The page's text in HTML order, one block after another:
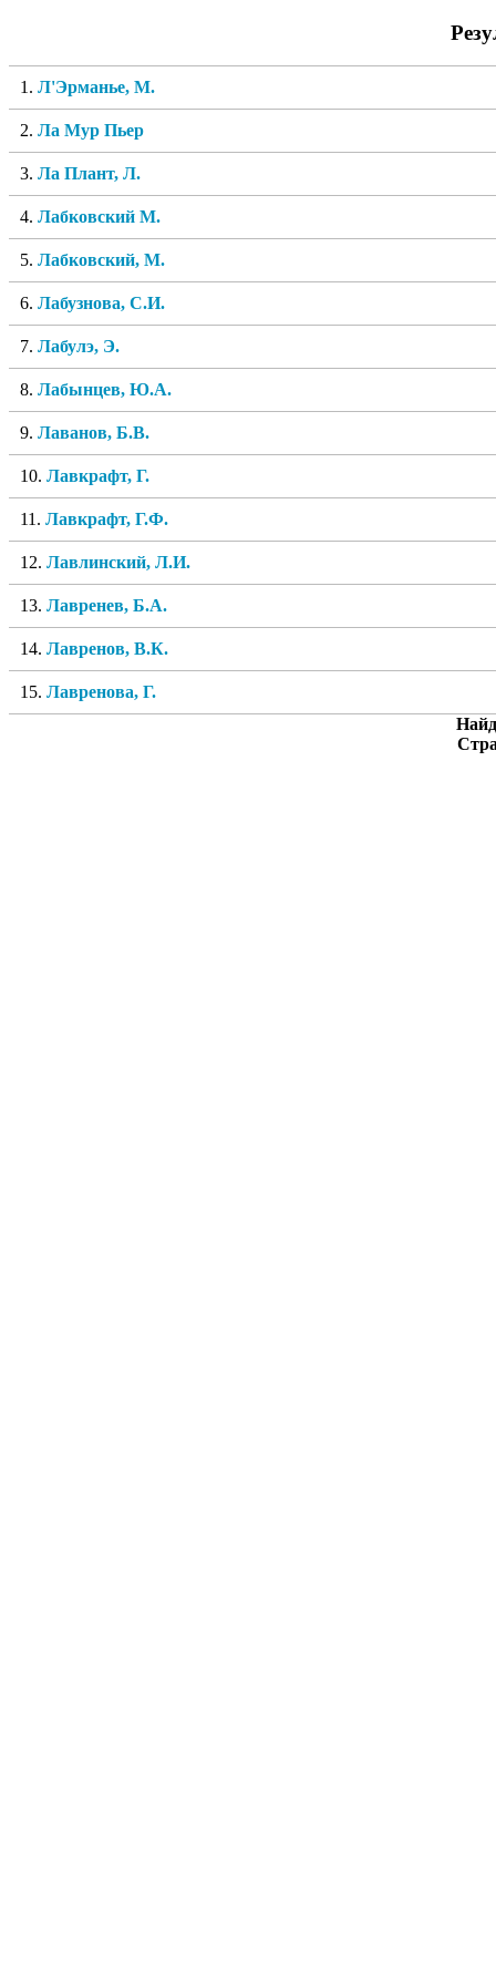
1. Л'Эрманье, М.
2. Ла Мур Пьер
3. Ла Плант, Л.
4. Лабковский М.
5. Лабковский, М.
6. Лабузнова, С.И.
7. Лабулэ, Э.
8. Лабынцев, Ю.А.
9. Лаванов, Б.В.
10. Лавкрафт, Г.
11. Лавкрафт, Г.Ф.
12. Лавлинский, Л.И.
13. Лавренев, Б.А.
14. Лавренов, В.К.
15. Лавренова, Г.